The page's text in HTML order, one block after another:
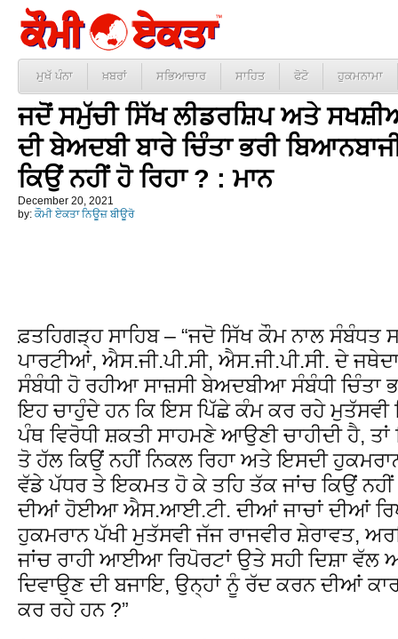
ਮੁਖੱ ਪੰਨਾ ਖ਼ਬਰਾਂ ਸਭਿਆਚਾਰ ਸਾਹਿਤ ਫੋਟੋ ਹੁਕਮਨਾਮਾ
ਜਦੋਂ ਸਮੁੱਚੀ ਸਿੱਖ ਲੀਡਰਸ਼ਿਪ ਅਤੇ
ਦੀ ਬੇਅਦਬੀ ਬਾਰੇ ਚਿੰਤਾ ਭਰੀ
ਕਿਉਂ ਨਹੀਂ ਹੋ ਰਿਹਾ ? : ਮਾਨ
December 20, 2021
by: ਕੌਮੀ ਏਕਤਾ ਨਿਊਜ਼ ਬੀਊਰੋ
ਫ਼ਤਹਿਗੜ੍ਹ ਸਾਹਿਬ – “ਜਦੋ ਸਿੱਖ ਕੌਮ ਨਾਲ
ਪਾਰਟੀਆਂ, ਐਸ.ਜੀ.ਪੀ.ਸੀ, ਐਸ.ਜੀ.ਪੀ.ਸੀ. ਦੇ
ਸੰਬੰਧੀ ਹੋ ਰਹੀਆ ਸਾਜ਼ਸੀ ਬੇਅਦਬੀਆ ਸੰਬੰਧੀ
ਇਹ ਚਾਹੁੰਦੇ ਹਨ ਕਿ ਇਸ ਪਿੱਛੇ ਕੰਮ ਕਰ ਰਹੇ ਮੁਤੱਸਵੀ
ਪੰਥ ਵਿਰੋਧੀ ਸ਼ਕਤੀ ਸਾਹਮਣੇ ਆਉਣੀ ਚਾਹੀਦੀ ਹੈ, ਤਾਂ
ਤੋ ਹੱਲ ਕਿਉਂ ਨਹੀਂ ਨਿਕਲ ਰਿਹਾ ਅਤੇ ਇਸਦੀ
ਵੱਡੇ ਪੱਧਰ ਤੇ ਇਕਮਤ ਹੋ ਕੇ ਤਹਿ ਤੱਕ ਜਾਂਚ ਕਿਉਂ ਨਹੀਂ
ਦੀਆਂ ਹੋਈਆ ਐਸ.ਆਈ.ਟੀ. ਦੀਆਂ ਜਾਚਾਂ ਦੀਆਂ
ਹੁਕਮਰਾਨ ਪੱਖੀ ਮੁਤੱਸਵੀ ਜੱਜ ਰਾਜਵੀਰ ਸ਼ੇਰਾਵਤ,
ਜਾਂਚ ਰਾਹੀ ਆਈਆ ਰਿਪੋਰਟਾਂ ਉਤੇ ਸਹੀ ਦਿਸ਼ਾ
ਦਿਵਾਉਣ ਦੀ ਬਜਾਇ, ਉਨ੍ਹਾਂ ਨੂੰ ਰੱਦ ਕਰਨ ਦੀਆਂ
ਕਰ ਰਹੇ ਹਨ ?”